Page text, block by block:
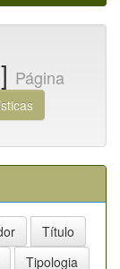
Página